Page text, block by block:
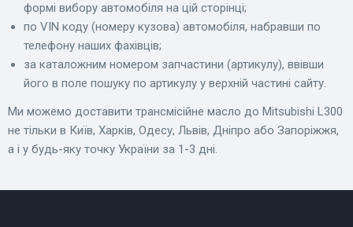
формі вибору автомобіля на цій сторінці;
по VIN коду (номеру кузова) автомобіля, набравши по
телефону наших фахівців;
за каталожним номером запчастини (артикулу), ввівши
його в поле пошуку по артикулу у верхній частині сайту.
Ми можемо доставити трансмісійне масло до Mitsubishi L300
не тільки в Київ, Харків, Одесу, Львів, Дніпро або Запоріжжя,
а і у будь-яку точку України за 1-3 дні.